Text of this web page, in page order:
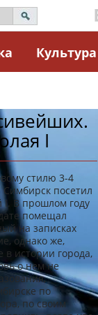
Культура
I
стилю 3-4
Симбирск посетил
I. В прошлом году
помещал
на записках
однако же,
в истории города,
о нем не
по
по своим